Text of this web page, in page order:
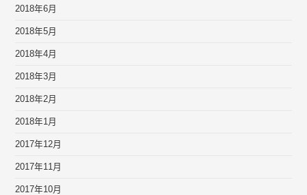
2018年6月
2018年5月
2018年4月
2018年3月
2018年2月
2018年1月
2017年12月
2017年11月
2017年10月